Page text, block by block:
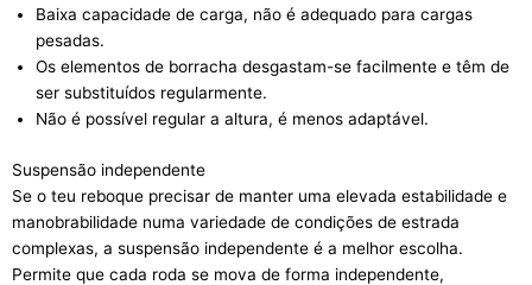
Baixa capacidade de carga, não é adequado para cargas
pesadas.
Os elementos de borracha desgastam-se facilmente e têm de
ser substituídos regularmente.
Não é possível regular a altura, é menos adaptável.
Suspensão independente
Se o teu reboque precisar de manter uma elevada estabilidade e
manobrabilidade numa variedade de condições de estrada
complexas, a suspensão independente é a melhor escolha.
Permite que cada roda se mova de forma independente,